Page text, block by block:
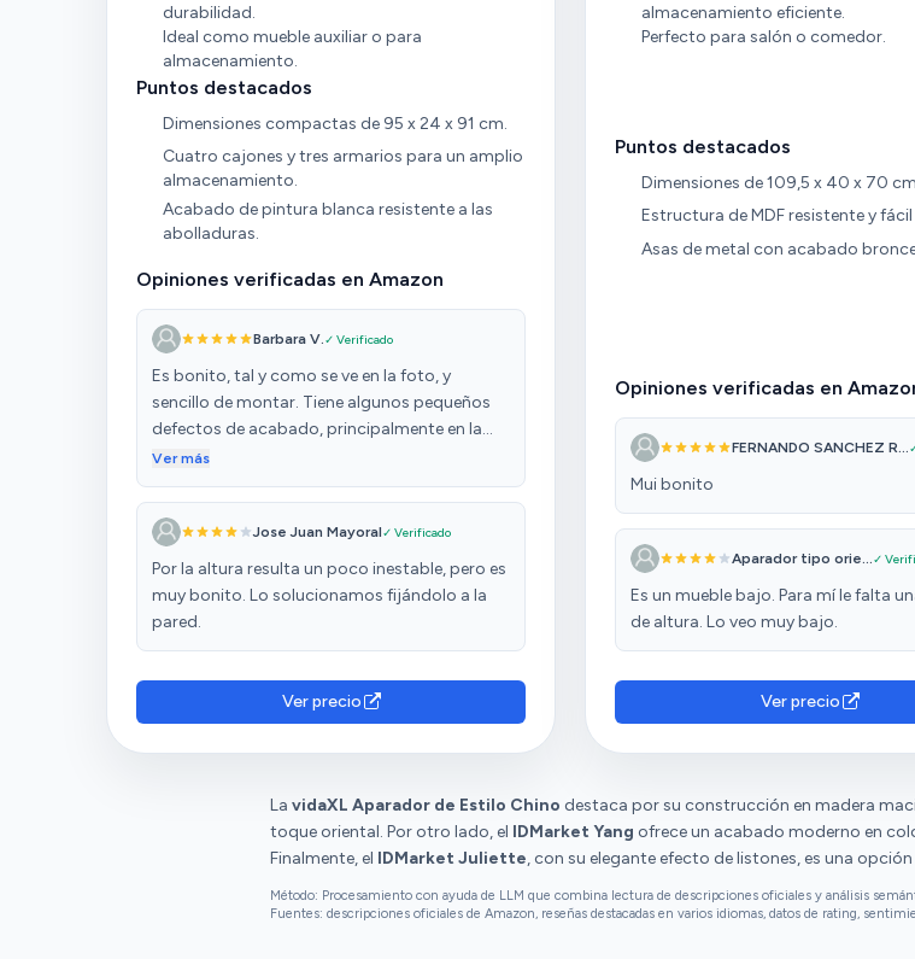
durabilidad.
Ideal como mueble auxiliar o para
almacenamiento.
Puntos destacados
Dimensiones compactas de 95 x 24 x 91 cm.
Cuatro cajones y tres armarios para un amplio
almacenamiento.
Acabado de pintura blanca resistente a las
abolladuras.
Opiniones verificadas en Amazon
Barbara V.✓ Verificado
Es bonito, tal y como se ve en la foto, y
sencillo de montar. Tiene algunos pequeños
defectos de acabado, principalmente en la
alineación de los extremos del mueble, pero la
buena.
Ver más
Jose Juan Mayoral✓ Verificado
Por la altura resulta un poco inestable, pero es
muy bonito. Lo solucionamos fijándolo a la
pared.
Ver precio
almacenamiento eficiente.
Perfecto para salón o comedor.
Puntos destacados
Dimensiones de 109,5 x 40 x 70
Estructura de MDF resistente y
Asas de metal con acabado
Opiniones verificadas en
FERNANDO SANCHEZ R...
Mui bonito
Aparador tipo orie...✓
Es un mueble bajo. Para mí le falta
de altura. Lo veo muy bajo.
Ver precio
La vidaXL Aparador de Estilo Chino destaca por su construcción en madera
toque oriental. Por otro lado, el IDMarket Yang ofrece un acabado moderno en
Finalmente, el IDMarket Juliette, con su elegante efecto de listones, es una
Método: Procesamiento con ayuda de LLM que combina lectura de descripciones oficiales y análisis
Fuentes: descripciones oficiales de Amazon, reseñas destacadas en varios idiomas, datos de rating,